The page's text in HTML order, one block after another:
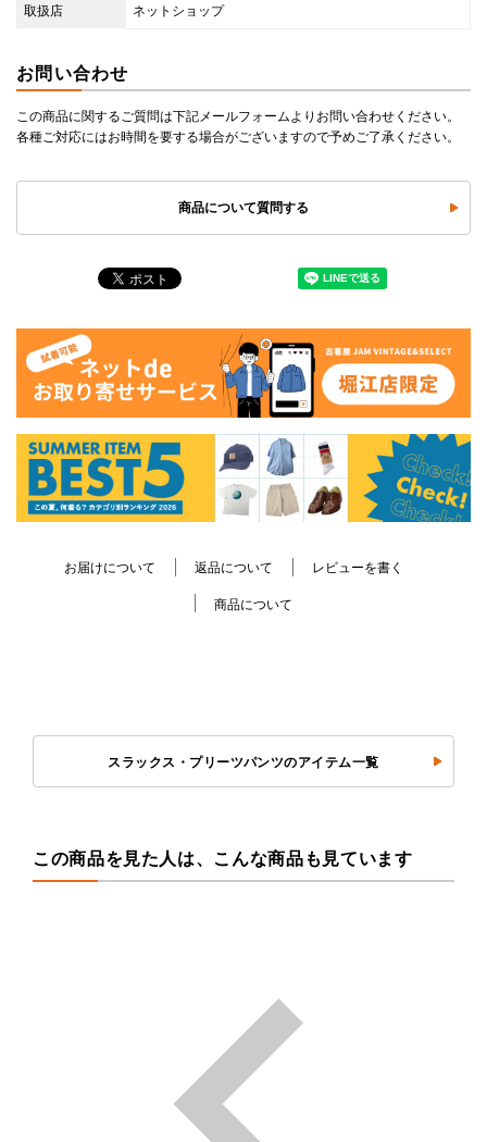
取扱店 ネットショップ
お問い合わせ
この商品に関するご質問は下記メールフォームよりお問い合わせください。
各種ご対応にはお時間を要する場合がございますので予めご了承ください。
商品について質問する
お届けについて 返品について レビューを書く
商品について
スラックス・プリーツパンツのアイテム一覧
この商品を見た人は、こんな商品も見ています